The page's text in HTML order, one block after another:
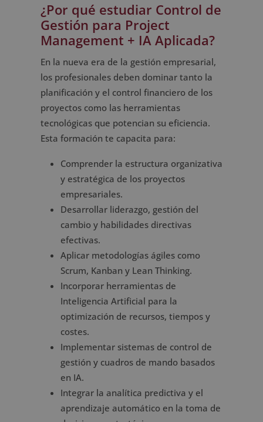
¿Por qué estudiar Control de
Gestión para Project
Management + IA Aplicada?
En la nueva era de la gestión empresarial,
los profesionales deben dominar tanto la
planificación y el control financiero de los
proyectos como las herramientas
tecnológicas que potencian su eficiencia.
Esta formación te capacita para:
Comprender la estructura organizativa
y estratégica de los proyectos
empresariales.
Desarrollar liderazgo, gestión del
cambio y habilidades directivas
efectivas.
Aplicar metodologías ágiles como
Scrum, Kanban y Lean Thinking.
Incorporar herramientas de
Inteligencia Artificial para la
optimización de recursos, tiempos y
costes.
Implementar sistemas de control de
gestión y cuadros de mando basados
en IA.
Integrar la analítica predictiva y el
aprendizaje automático en la toma de